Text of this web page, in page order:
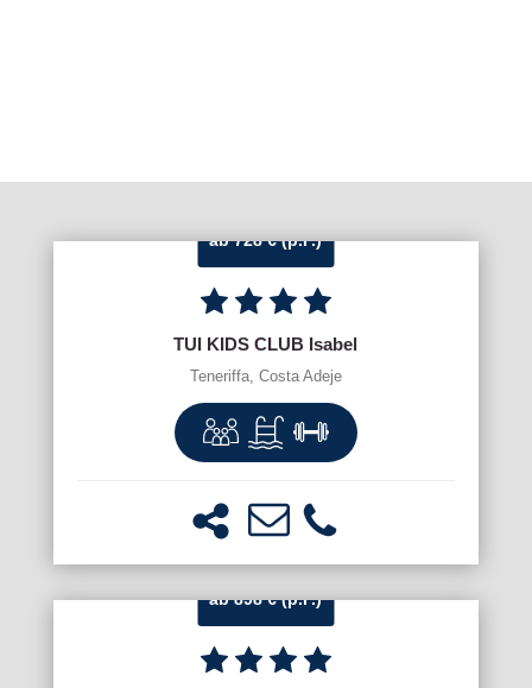
ab 728 € (p.P.)
TUI KIDS CLUB Isabel
Teneriffa, Costa Adeje
ab 898 € (p.P.)